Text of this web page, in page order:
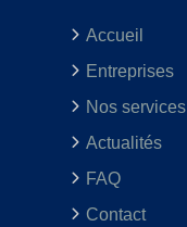
Accueil
Entreprises
Nos services
Actualités
FAQ
Contact